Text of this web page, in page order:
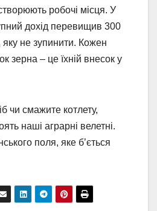
робочі місця. У
дохід перевищив 300
не зупинити. Кожен
зерна – це їхній внесок у
чи смажите котлету,
наші аграрні велетні.
поля, яке б’ється